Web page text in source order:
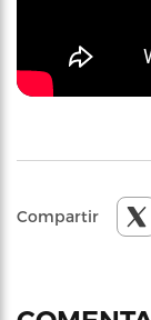
Compartir